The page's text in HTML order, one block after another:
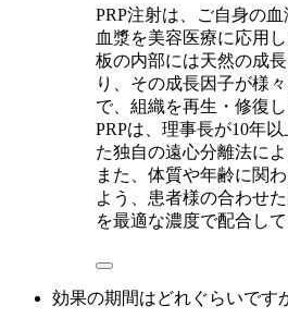
PRP注射は、ご自身の
血漿を美容医療に応用
板の内部には天然の成
り、その成長因子が様
で、組織を再生・修復
PRPは、理事長が10年
た独自の遠心分離法に
また、体質や年齢に関
よう、患者様の合わせ
を最適な濃度で配合して
効果の期間はどれぐらいです